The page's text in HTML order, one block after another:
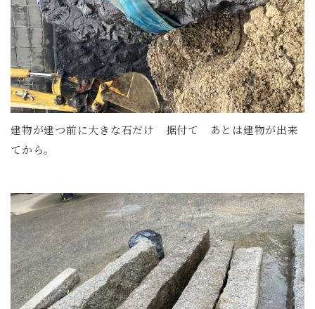
建物が建つ前に大きな石だけ 据付て あとは建物が出来
てから。